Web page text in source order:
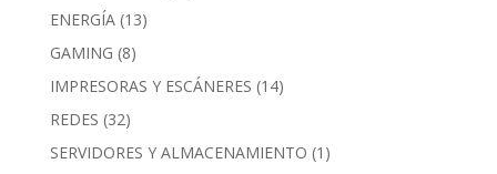
ENERGÍA (13)
GAMING (8)
IMPRESORAS Y ESCÁNERES (14)
REDES (32)
SERVIDORES Y ALMACENAMIENTO (1)